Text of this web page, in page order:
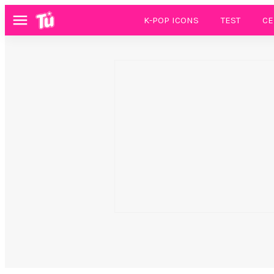
Menú K-POP ICONS TEST